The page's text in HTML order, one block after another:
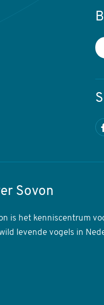
Sovon
is het kenniscentrum
levende vogels in